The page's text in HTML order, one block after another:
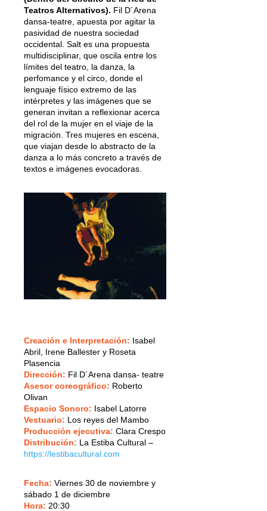
Teatros Alternativos). Fil D´Arena
dansa-teatre, apuesta por agitar la
pasividad de nuestra sociedad
occidental. Salt es una propuesta
multidisciplinar, que oscila entre los
límites del teatro, la danza, la
perfomance y el circo, donde el
lenguaje físico extremo de las
intérpretes y las imágenes que se
generan invitan a reflexionar acerca
del rol de la mujer en el viaje de la
migración. Tres mujeres en escena,
que viajan desde lo abstracto de la
danza a lo más concreto a través de
textos e imágenes evocadoras.
Creación e Interpretación: Isabel
Abril, Irene Ballester y Roseta
Plasencia
Dirección: Fil D´Arena dansa- teatre
Asesor coreográfico: Roberto
Olivan
Espacio Sonoro: Isabel Latorre
Vestuario: Los reyes del Mambo
Producción ejecutiva: Clara Crespo
Distribución: La Estiba Cultural –
https://lestibacultural.com
Fecha: Viernes 30 de noviembre y
sábado 1 de diciembre
Hora: 20:30